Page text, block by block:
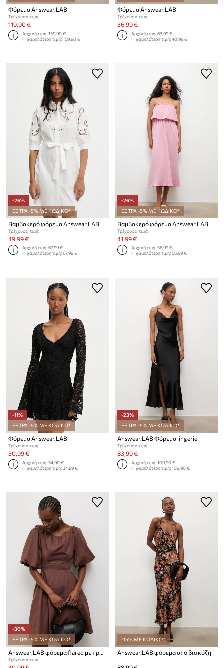
Φόρεμα Answear.LAB
Τρέχουσα τιμή:
119,90 €
Αρχική τιμή:159,90 €
Η χαμηλότερη τιμή:159,90 €
Φόρεμα Answear.LAB
Τρέχουσα τιμή:
36,99 €
Αρχική τιμή:63,99 €
Η χαμηλότερη τιμή:40,99 €
-26%
ΕΞΤΡΑ -5% ΜΕ ΚΩΔΙΚΟ*
Βαμβακερό φόρεμα Answear.LAB
Τρέχουσα τιμή:
49,99 €
Αρχική τιμή:67,99 €
Η χαμηλότερη τιμή:67,99 €
-26%
ΕΞΤΡΑ -5% ΜΕ ΚΩΔΙΚΟ*
Βαμβακερό φόρεμα Answear.LAB
Τρέχουσα τιμή:
41,99 €
Αρχική τιμή:56,99 €
Η χαμηλότερη τιμή:56,99 €
-11%
ΕΞΤΡΑ -5% ΜΕ ΚΩΔΙΚΟ*
Φόρεμα Answear.LAB
Τρέχουσα τιμή:
30,99 €
Αρχική τιμή:54,90 €
Η χαμηλότερη τιμή:34,99 €
-23%
ΕΞΤΡΑ -5% ΜΕ ΚΩΔΙΚΟ*
Answear.LAB Φόρεμα lingerie
Τρέχουσα τιμή:
83,99 €
Αρχική τιμή:109,90 €
Η χαμηλότερη τιμή:109,90 €
-30%
ΕΞΤΡΑ -5% ΜΕ ΚΩΔΙΚΟ*
Answear.LAB φόρεμα flared με πρόσμιξη λινού
Τρέχουσα τιμή:
-15% ΜΕ ΚΩΔΙΚΟ*
Answear.LAB φόρεμα από βισκόζη